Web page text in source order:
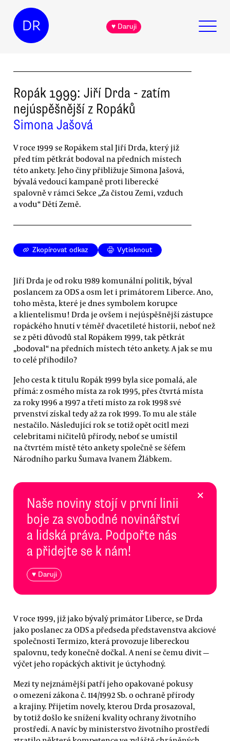
DR ♥ Daruji
Ropák 1999: Jiří Drda - zatím
nejúspěšnější z Ropáků
Simona Jašová
V roce 1999 se Ropákem stal Jiří Drda, který již
před tím pětkrát bodoval na předních místech
této ankety. Jeho činy přibližuje Simona Jašová,
bývalá vedoucí kampaně proti liberecké
spalovně v rámci Sekce „Za čistou Zemi, vzduch
a vodu“ Dětí Země.
Zkopírovat odkaz Vytisknout
Jiří Drda je od roku 1989 komunální politik, býval
poslancem za ODS a osm let i primátorem Liberce. Ano,
toho města, které je dnes symbolem korupce
a klientelismu! Drda je ovšem i nejúspěšnější zástupce
ropáckého hnutí v téměř dvacetileté historii, neboť než
se z pěti důvodů stal Ropákem 1999, tak pětkrát
„bodoval“ na předních místech této ankety. A jak se mu
to celé přihodilo?
Jeho cesta k titulu Ropák 1999 byla sice pomalá, ale
přímá: z osmého místa za rok 1995, přes čtvrtá místa
za roky 1996 a 1997 a třetí místo za rok 1998 své
prvenství získal tedy až za rok 1999. To mu ale stále
nestačilo. Následující rok se totiž opět ocitl mezi
celebritami ničitelů přírody, neboť se umístil
na čtvrtém místě této ankety společně se šéfem
Národního parku Šumava Ivanem Žlábkem.
Naše noviny stojí v první linii
boje za svobodné novinářství
a lidská práva. Podpořte nás
a přidejte se k nám!
♥ Daruji
×
V roce 1999, již jako bývalý primátor Liberce, se Drda
jako poslanec za ODS a předseda představenstva akciové
společnosti Termizo, která provozuje libereckou
spalovnu, tedy konečně dočkal. A není se čemu divit —
výčet jeho ropáckých aktivit je úctyhodný.
Mezi ty nejznámější patří jeho opakované pokusy
o omezení zákona č. 114/1992 Sb. o ochraně přírody
a krajiny. Přijetím novely, kterou Drda prosazoval,
by totiž došlo ke snížení kvality ochrany životního
prostředí. A navíc by ministerstvo životního prostředí